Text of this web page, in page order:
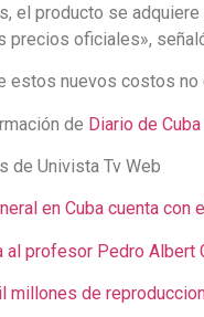
el producto se
precios oficiales»,
estos nuevos costos
de Diario de Cuba
de Univista Tv Web
en Cuba cuenta con
al profesor Pedro Albert
millones de